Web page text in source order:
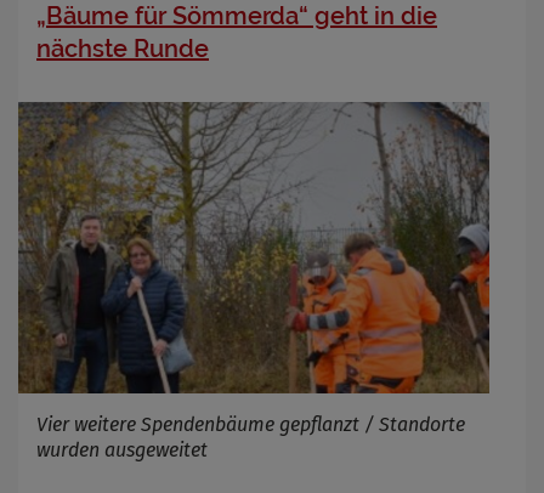
„Bäume für Sömmerda“ geht in die
nächste Runde
Vier weitere Spendenbäume gepflanzt / Standorte
wurden ausgeweitet